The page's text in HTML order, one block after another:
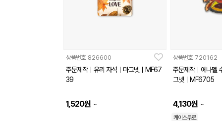
상품번호 826600
주문제작｜유리 자석｜마그넷｜MF67
39
1,520원 ~
상품번호 720162
주문제작｜에나멜
그넷｜MF6705
4,130원 ~
케이스무료